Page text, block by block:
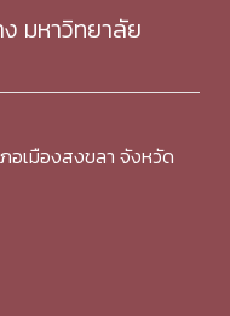
มหาวิทยาลัย
อเมืองสงขลา จังหวัด